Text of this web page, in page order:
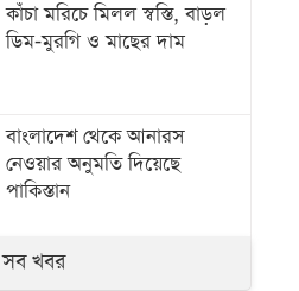
কাঁচা মরিচে মিলল স্বস্তি, বাড়ল
ডিম-মুরগি ও মাছের দাম
বাংলাদেশ থেকে আনারস
নেওয়ার অনুমতি দিয়েছে
পাকিস্তান
সব খবর